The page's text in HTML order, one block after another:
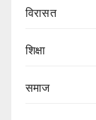
‍‍विरासत
शिक्षा
समाज